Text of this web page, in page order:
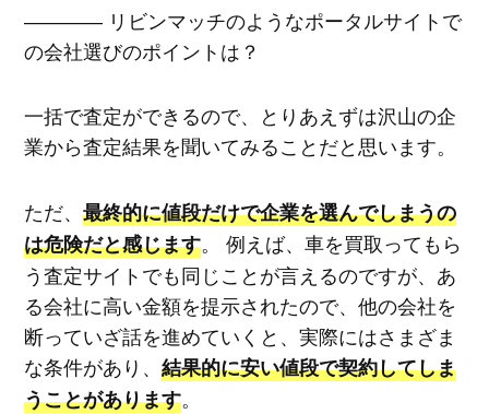
―――― リビンマッチのようなポータルサイトで
の会社選びのポイントは？
一括で査定ができるので、とりあえずは沢山の企
業から査定結果を聞いてみることだと思います。
ただ、 最終的に値段だけで企業を選んでしまうの
は危険だと感じます。 例えば、車を買取ってもら
う査定サイトでも同じことが言えるのですが、あ
る会社に高い金額を提示されたので、他の会社を
断っていざ話を進めていくと、実際にはさまざま
な条件があり、 結果的に安い値段で契約してしま
うことがあります。